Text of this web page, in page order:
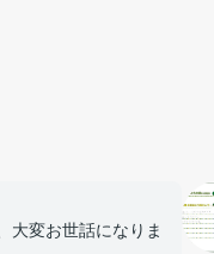
大変お世話になりま